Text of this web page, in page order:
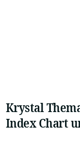
Krystal
Index Chart